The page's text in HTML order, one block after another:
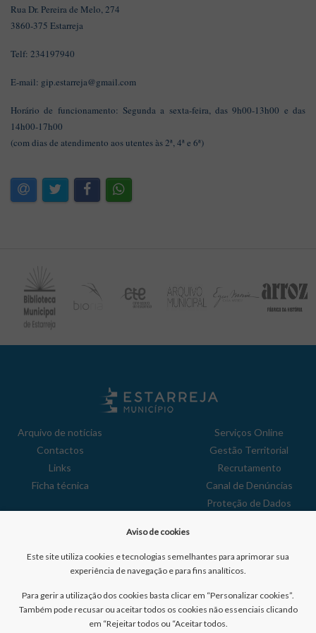
Rua Dr. Pereira de Melo, 274
3860-375 Estarreja
Telf: 234197940
E-mail: gip.estarreja@gmail.com
Horário de funcionamento: Segunda a sexta-feira, das 9h00-13h00 e das
14h00-17h00
(com dias de atendimento aos utentes às 2ª, 4ª e 6ª)
Arquivo de notícias
Contactos
Links
Ficha técnica
Serviços Online
Gestão Territorial
Recrutamento
Canal de Denúncias
Proteção de Dados
Reclamações
Aviso de cookies
Este site utiliza cookies e tecnologias semelhantes para aprimorar sua
experiência de navegação e para fins analíticos.
Para gerir a utilização dos cookies basta clicar em “Personalizar cookies”.
Também pode recusar ou aceitar todos os cookies não essenciais clicando
em “Rejeitar todos ou “Aceitar todos.